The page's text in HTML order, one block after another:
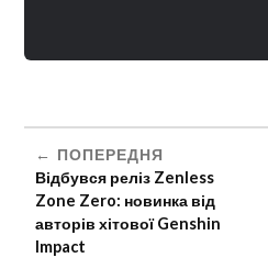
ПОПЕРЕДНЯ
Відбувся реліз Zenless
Zone Zero: новинка від
авторів хітової Genshin
Impact